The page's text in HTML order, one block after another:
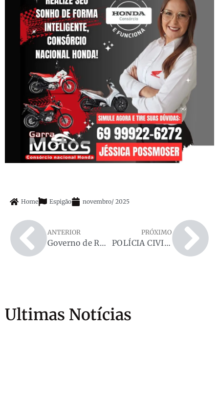
Home Espigão novembro/ 2025
ANTERIOR
Governo de Rondônia reduz ICMS e deixa a cerveja mais barata em todo o Estado
PRÓXIMO
POLÍCIA CIVIL CUMPRE MAIS UM MANDADO DE PRISÃO POR ESTUPRO EM ESPIGÃO DO OESTE
Ultimas Notícias